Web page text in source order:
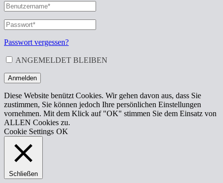
BENUTZERNAME
ODER
E-
MAIL-
ADRESSE*
ERFORDERLICH
PASSWORT
ERFORDERLICH
Passwort vergessen?
ANGEMELDET BLEIBEN
Anmelden
Diese Website benützt Cookies. Wir gehen davon aus, dass Sie
zustimmen, Sie können jedoch Ihre persönlichen Einstellungen
vornehmen. Mit dem Klick auf "OK" stimmen Sie dem Einsatz von
ALLEN Cookies zu.
Cookie Settings OK
Schließen